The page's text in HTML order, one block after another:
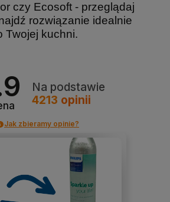
czy Ecosoft - przeglądaj
rozwiązanie idealnie
Twojej kuchni.
Na podstawie
4213 opinii
Jak zbieramy opinie?